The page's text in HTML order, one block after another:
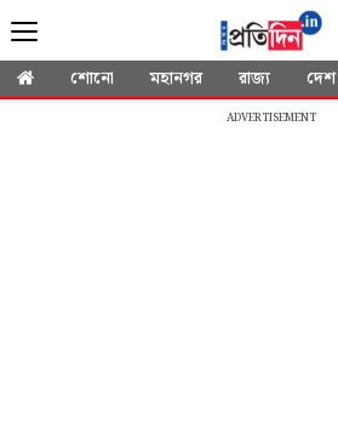
শোনো মহানগর রাজ্য দেশ
ADVERTISEMENT